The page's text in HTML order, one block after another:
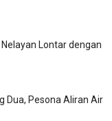
Lontar dengan
Dua, Pesona Aliran Air